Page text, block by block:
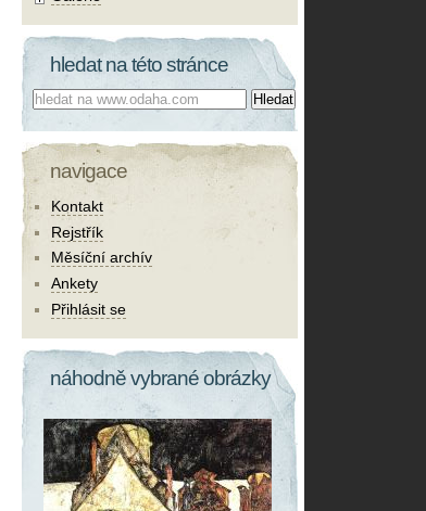
hledat na této stránce
Co hledat:
navigace
Kontakt
Rejstřík
Měsíční archív
Ankety
Přihlásit se
náhodně vybrané obrázky